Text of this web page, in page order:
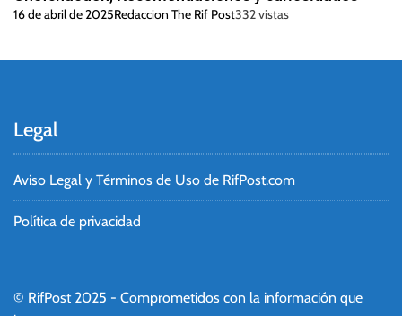
16 de abril de 2025Redaccion The Rif Post332 vistas
Legal
Aviso Legal y Términos de Uso de RifPost.com
Política de privacidad
© RifPost 2025 - Comprometidos con la información que